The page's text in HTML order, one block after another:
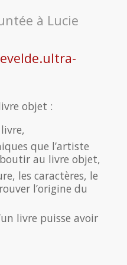
à Lucie
objet :
que l’artiste
au livre objet,
les caractères, le
l’origine du
livre puisse avoir